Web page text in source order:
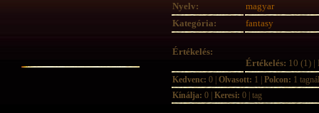
Nyelv:
magyar
Kategória:
fantasy
Értékelés:
Értékelés: 10 (1) |
Kedvenc: 0 | Olvasott: 1 | Polcon: 1 tagnál
Kínálja: 0 | Keresi: 0 | tag